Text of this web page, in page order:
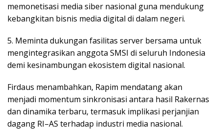
memonetisasi media siber nasional guna mendukung
kebangkitan bisnis media digital di dalam negeri.
5. Meminta dukungan fasilitas server bersama untuk
mengintegrasikan anggota SMSI di seluruh Indonesia
demi kesinambungan ekosistem digital nasional.
Firdaus menambahkan, Rapim mendatang akan
menjadi momentum sinkronisasi antara hasil Rakernas
dan dinamika terbaru, termasuk implikasi perjanjian
dagang RI–AS terhadap industri media nasional.